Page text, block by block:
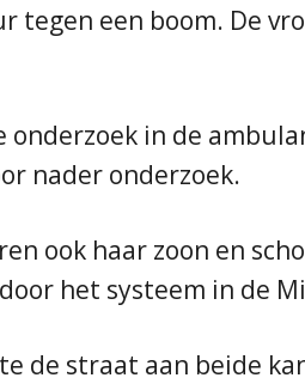
tegen een boom. De
onderzoek in de
nader onderzoek.
ook haar zoon en
het systeem in de
de straat aan beide